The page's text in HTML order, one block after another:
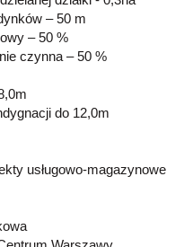
–50 m
– 50 %
czynna – 50 %
do 12,0m
usługowo-magazynowe